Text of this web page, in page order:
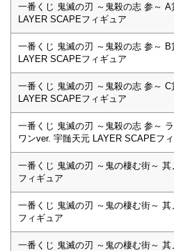
一番くじ 鬼滅の刃 ～鬼殺の志 参～ A
LAYER SCAPEフィギュア
一番くじ 鬼滅の刃 ～鬼殺の志 参～ B
LAYER SCAPEフィギュア
一番くじ 鬼滅の刃 ～鬼殺の志 参～ C
LAYER SCAPEフィギュア
一番くじ 鬼滅の刃 ～鬼殺の志 参～
ワンver. 宇髄天元 LAYER SCAPEフ
一番くじ 鬼滅の刃 ～鬼の棲む街～
フィギュア
一番くじ 鬼滅の刃 ～鬼の棲む街～
フィギュア
一番くじ 鬼滅の刃 ～鬼の棲む街～